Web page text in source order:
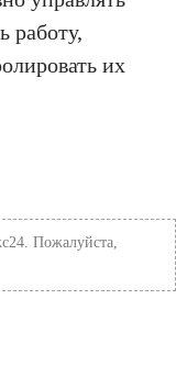
работу,
их
Пожалуйста,